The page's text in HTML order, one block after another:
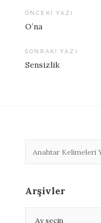
dolaşımı
ÖNCEKI YAZI
O’na
SONRAKI YAZI
Sensizlik
Arşivler